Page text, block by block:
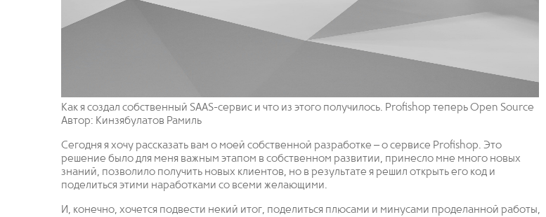
Как я создал собственный SAAS-сервис и что из этого получилось. Profishop теперь Open Source
Автор: Кинзябулатов Рамиль
Сегодня я хочу рассказать вам о моей собственной разработке – о сервисе Profishop. Это
решение было для меня важным этапом в собственном развитии, принесло мне много новых
знаний, позволило получить новых клиентов, но в результате я решил открыть его код и
поделиться этими наработками со всеми желающими.
И, конечно, хочется подвести некий итог, поделиться плюсами и минусами проделанной работы,